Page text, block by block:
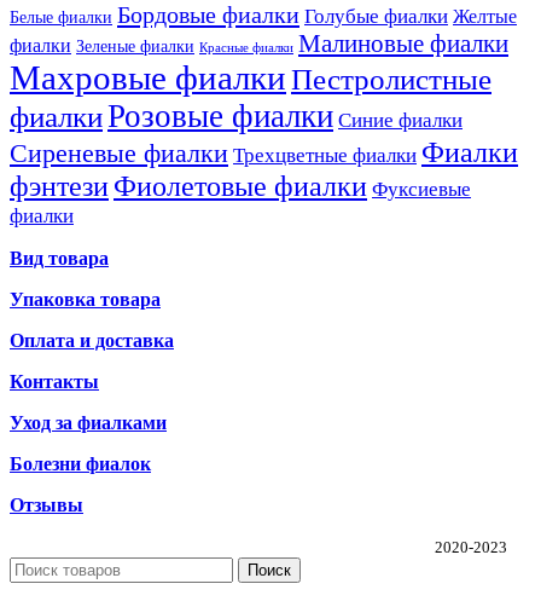
Белые фиалки Бордовые фиалки Голубые фиалки Желтые
фиалки Зеленые фиалки Красные фиалки Малиновые фиалки
Махровые фиалкиПестролистные
фиалкиРозовые фиалки Синие фиалки
Сиреневые фиалки Трехцветные фиалки Фиалки
фэнтезиФиолетовые фиалки Фуксиевые
фиалки
Вид товара
Упаковка товара
Оплата и доставка
Контакты
Уход за фиалками
Болезни фиалок
Отзывы
2020-2023
Поиск